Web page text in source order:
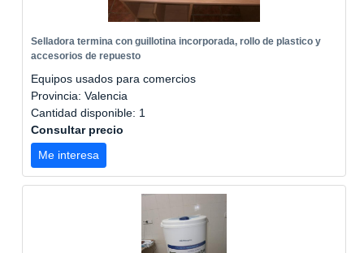
Selladora termina con guillotina incorporada, rollo de plastico y
accesorios de repuesto
Equipos usados para comercios
Provincia: Valencia
Cantidad disponible: 1
Consultar precio
Me interesa